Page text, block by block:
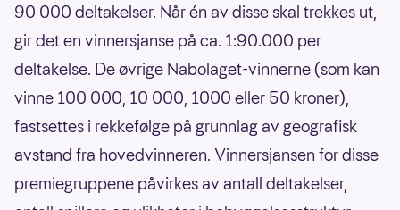
90 000 deltakelser. Når én av disse skal trekkes ut,
gir det en vinnersjanse på ca. 1:90.000 per
deltakelse. De øvrige Nabolaget-vinnerne (som kan
vinne 100 000, 10 000, 1000 eller 50 kroner),
fastsettes i rekkefølge på grunnlag av geografisk
avstand fra hovedvinneren. Vinnersjansen for disse
premiegruppene påvirkes av antall deltakelser,